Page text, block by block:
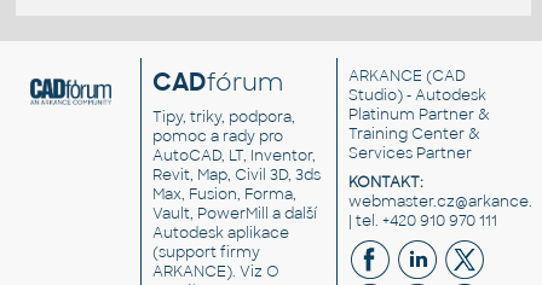
CADfórum
Tipy, triky, podpora,
pomoc a rady pro
AutoCAD, LT, Inventor,
Revit, Map, Civil 3D, 3ds
Max, Fusion, Forma,
Vault, PowerMill a další
Autodesk aplikace
(support firmy
ARKANCE). VizO
ARKANCE (CAD
Studio) - Autodesk
Platinum Partner &
Training Center &
Services Partner
KONTAKT:
| tel. +420 910 970 111